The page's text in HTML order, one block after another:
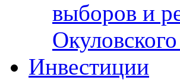
выборов и
Инвестиции